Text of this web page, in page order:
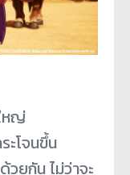
หญ่
ะโจนขึ้น
ยกัน ไม่ว่าจะ